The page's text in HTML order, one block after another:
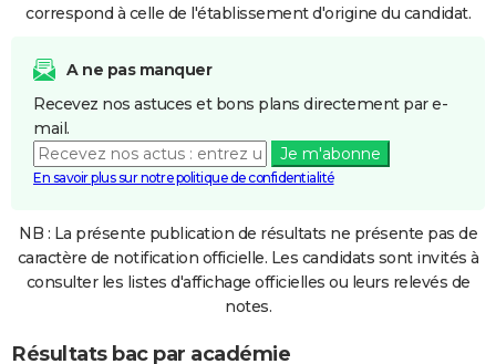
correspond à celle de l'établissement d'origine du candidat.
A ne pas manquer
Recevez nos astuces et bons plans directement par e-
mail.
Je m'abonne
En savoir plus sur notre politique de confidentialité
NB : La présente publication de résultats ne présente pas de
caractère de notification officielle. Les candidats sont invités à
consulter les listes d'affichage officielles ou leurs relevés de
notes.
Résultats bac par académie